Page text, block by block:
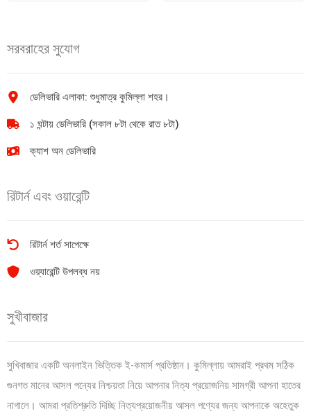
সরবরাহের সুযোগ
ডেলিভারি এলাকা: শুধুমাত্র কুমিল্লা শহর।
১ ঘন্টায় ডেলিভারি (সকাল ৮টা থেকে রাত ৮টা)
ক্যাশ অন ডেলিভারি
রিটার্ন এবং ওয়ারেন্টি
রিটার্ন শর্ত সাপেক্ষে
ওয়্যারেন্টি উপলব্ধ নয়
সুখীবাজার
সুখিবাজার একটি অনলাইন ভিত্তিক ই-কমার্স প্রতিষ্ঠান। কুমিল্লায় আমরাই প্রথম সঠিক
গুনগত মানের আসল পন্যের নিশ্চয়তা নিয়ে আপনার নিত্য প্রয়োজনিয় সামগ্রী আপনা হাতের
নাগালে। আমরা প্রতিশ্রুতি দিচ্ছি নিত্যপ্রয়োজনীয় আসল পণ্যের জন্য আপনাকে অহেতুক